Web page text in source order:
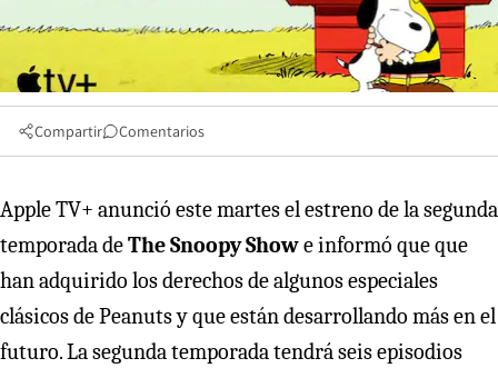
Compartir Comentarios
Apple TV+ anunció este martes el estreno de la segunda
temporada deThe Snoopy Showe informó que que
han adquirido los derechos de algunos especiales
clásicos de Peanuts y que están desarrollando más en el
futuro. La segunda temporada tendrá seis episodios